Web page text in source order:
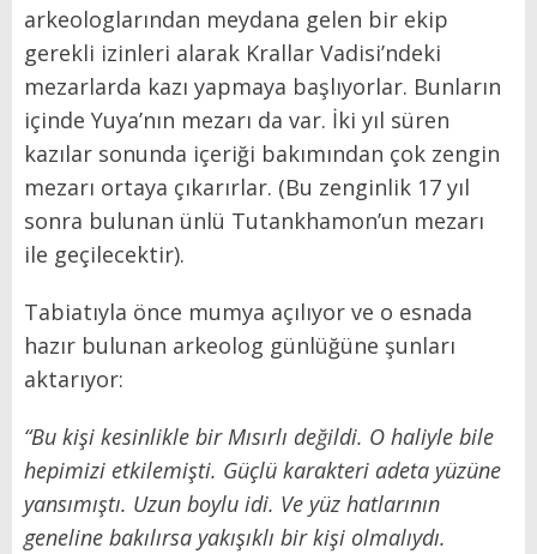
arkeologlarından meydana gelen bir ekip
gerekli izinleri alarak Krallar Vadisi’ndeki
mezarlarda kazı yapmaya başlıyorlar. Bunların
içinde Yuya’nın mezarı da var. İki yıl süren
kazılar sonunda içeriği bakımından çok zengin
mezarı ortaya çıkarırlar. (Bu zenginlik 17 yıl
sonra bulunan ünlü Tutankhamon’un mezarı
ile geçilecektir).
Tabiatıyla önce mumya açılıyor ve o esnada
hazır bulunan arkeolog günlüğüne şunları
aktarıyor:
“Bu kişi kesinlikle bir Mısırlı değildi. O haliyle bile
hepimizi etkilemişti. Güçlü karakteri adeta yüzüne
yansımıştı. Uzun boylu idi. Ve yüz hatlarının
geneline bakılırsa yakışıklı bir kişi olmalıydı.